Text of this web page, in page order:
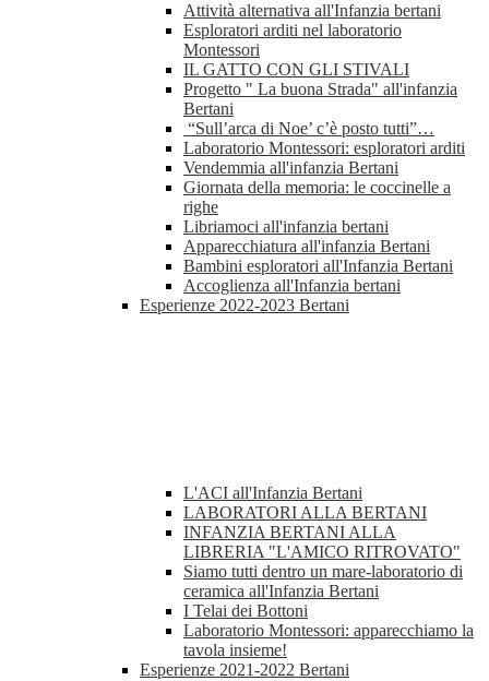
Attività alternativa all'Infanzia bertani
Esploratori arditi nel laboratorio
Montessori
IL GATTO CON GLI STIVALI
Progetto " La buona Strada" all'infanzia
Bertani
“Sull’arca di Noe’ c’è posto tutti”…
Laboratorio Montessori: esploratori arditi
Vendemmia all'infanzia Bertani
Giornata della memoria: le coccinelle a
righe
Libriamoci all'infanzia bertani
Apparecchiatura all'infanzia Bertani
Bambini esploratori all'Infanzia Bertani
Accoglienza all'Infanzia bertani
Esperienze 2022-2023 Bertani
L'ACI all'Infanzia Bertani
LABORATORI ALLA BERTANI
INFANZIA BERTANI ALLA
LIBRERIA "L'AMICO RITROVATO"
Siamo tutti dentro un mare-laboratorio di
ceramica all'Infanzia Bertani
I Telai dei Bottoni
Laboratorio Montessori: apparecchiamo la
tavola insieme!
Esperienze 2021-2022 Bertani